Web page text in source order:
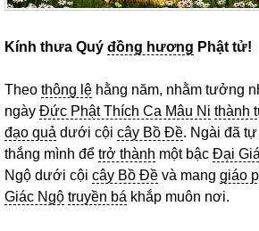
Kính thưa Quý đồng hương Phật tử!
Theo thông lệ hằng năm, nhằm tưởng
ngày Đức Phật Thích Ca Mâu Ni thành
đạo quả dưới cội cây Bồ Đề. Ngài đã
thắng mình để trở thành một bậc Đại
Ngộ dưới cội cây Bồ Đề và mang giáo
Giác Ngộ truyền bá khắp muôn nơi.